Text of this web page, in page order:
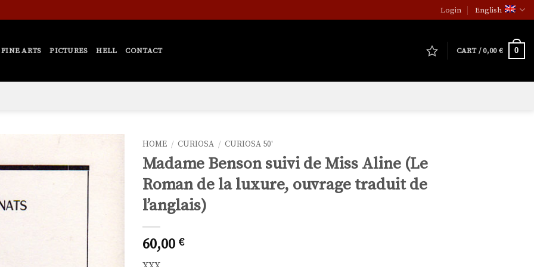
Login English
FINE ARTS PICTURES HELL CONTACT CART /0,00€ 0
Ajouter
à la liste
HOME / CURIOSA / CURIOSA 50'
Madame Benson suivi de Miss Aline (Le
Roman de la luxure, ouvrage traduit de
l’anglais)
60,00 €